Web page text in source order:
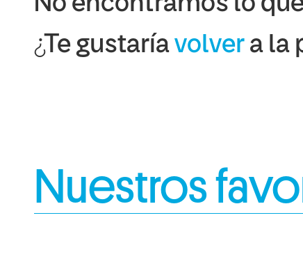
No encontramos lo
¿Te gustaría volvera la
Nuestros